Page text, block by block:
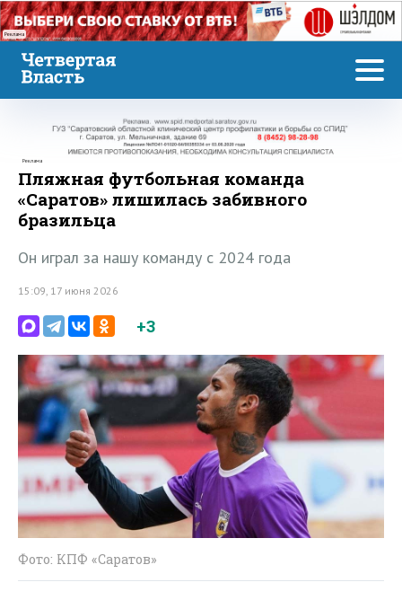
Реклама
Реклама
Пляжная футбольная команда
«Саратов» лишилась забивного
бразильца
Он играл за нашу команду с 2024 года
15:09, 17 июня 2026
+3
Фото: КПФ «Саратов»